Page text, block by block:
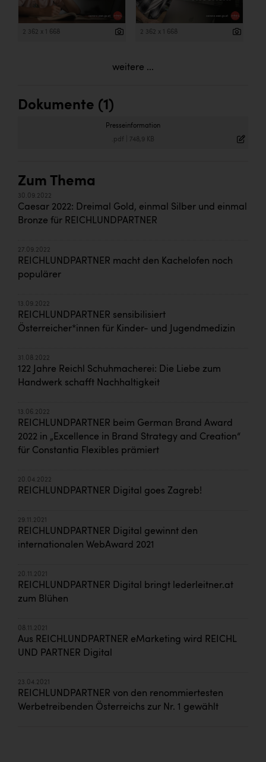
2 362 x 1 668 2 362 x 1 668
weitere ...
Dokumente (1)
Presseinformation
.pdf 748,9 KB
Zum Thema
30.09.2022
Caesar 2022: Dreimal Gold, einmal Silber und einmal
Bronze für REICHLUNDPARTNER
27.09.2022
REICHLUNDPARTNER macht den Kachelofen noch
populärer
13.09.2022
REICHLUNDPARTNER sensibilisiert
Österreicher*innen für Kinder- und Jugendmedizin
31.08.2022
122 Jahre Reichl Schuhmacherei: Die Liebe zum
Handwerk schafft Nachhaltigkeit
13.06.2022
REICHLUNDPARTNER beim German Brand Award
2022 in „Excellence in Brand Strategy and Creation“
für Constantia Flexibles prämiert
20.04.2022
REICHLUNDPARTNER Digital goes Zagreb!
29.11.2021
REICHLUNDPARTNER Digital gewinnt den
internationalen WebAward 2021
20.11.2021
REICHLUNDPARTNER Digital bringt lederleitner.at
zum Blühen
08.11.2021
Aus REICHLUNDPARTNER eMarketing wird REICHL
UND PARTNER Digital
23.04.2021
REICHLUNDPARTNER von den renommiertesten
Werbetreibenden Österreichs zur Nr. 1 gewählt